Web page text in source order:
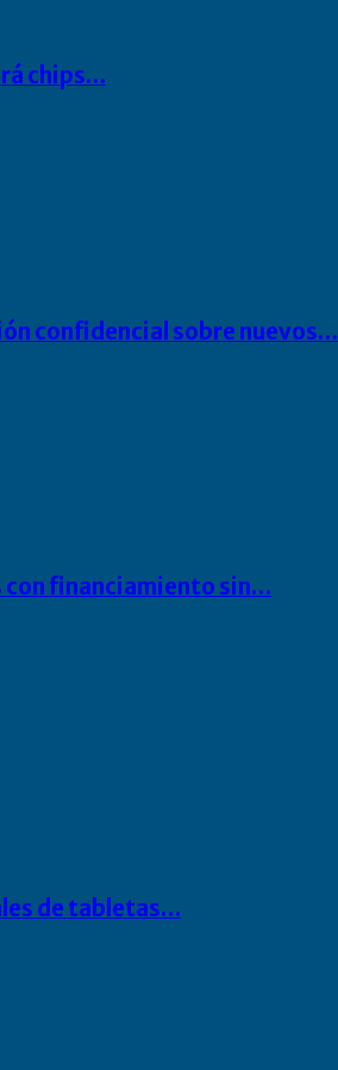
chips…
confidencial sobre nuevos…
con financiamiento sin…
de tabletas…